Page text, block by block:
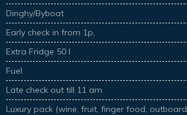
Dinghy/Byboat
Early check in from 1p,
Extra Fridge 50 l
Fuel
Late check out till 11 am
Luxury pack (wine, fruit, finger food, outboard